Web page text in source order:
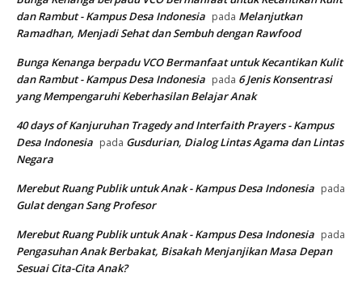
dan Rambut - Kampus Desa Indonesia pada Melanjutkan
Ramadhan, Menjadi Sehat dan Sembuh dengan Rawfood
Bunga Kenanga berpadu VCO Bermanfaat untuk Kecantikan Kulit
dan Rambut - Kampus Desa Indonesia pada 6 Jenis Konsentrasi
yang Mempengaruhi Keberhasilan Belajar Anak
40 days of Kanjuruhan Tragedy and Interfaith Prayers - Kampus
Desa Indonesia pada Gusdurian, Dialog Lintas Agama dan Lintas
Negara
Merebut Ruang Publik untuk Anak - Kampus Desa Indonesia pada
Gulat dengan Sang Profesor
Merebut Ruang Publik untuk Anak - Kampus Desa Indonesia pada
Pengasuhan Anak Berbakat, Bisakah Menjanjikan Masa Depan
Sesuai Cita-Cita Anak?